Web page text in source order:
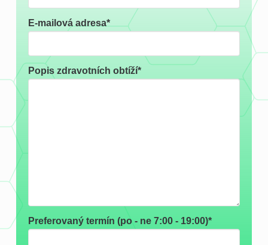
E-mailová adresa*
Popis zdravotních obtíží*
Preferovaný termín (po - ne 7:00 - 19:00)*